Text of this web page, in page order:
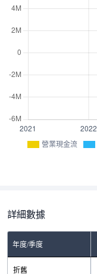
營業現金流
詳細數據
年度/季度
折舊